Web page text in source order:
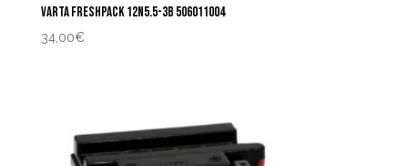
VARTA FRESHPACK 12N5.5-3B 506011004
34,00€